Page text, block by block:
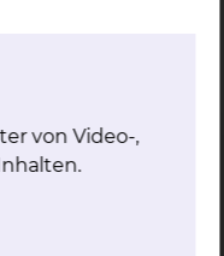
zu
desto mehr
Eltern. Ob es
um die
Sie
kennen.
von Video-,